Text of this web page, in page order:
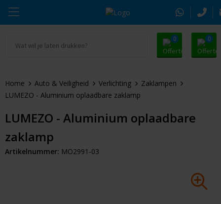
0 0
Drinkwaren
Tassen & Reizen
Alle promosnoepje
Zomer
Kerst
Thule
Alle merken
Home Auto & Veiligheid Verlichting
Zaklampen
LUMEZO - Aluminium oplaadbare zaklamp
LUMEZO - Aluminium oplaadbare
zaklamp
Artikelnummer: MO2991-03